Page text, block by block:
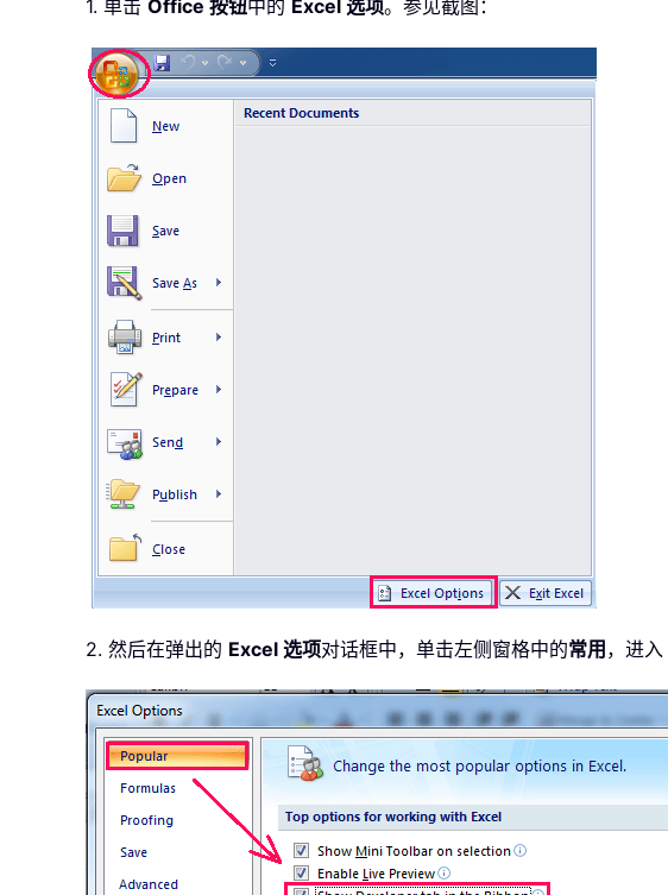
1. 单击 Office 按钮中的 Excel 选项。参见截图：
2. 然后在弹出的 Excel 选项对话框中，单击左侧窗格中的常用 ，进入